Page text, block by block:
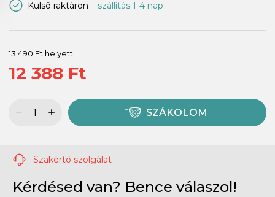
Külső raktáron szállítás 1-4 nap
13 490 Ft helyett
12 388 Ft
SZÁKOLOM
Szakértő szolgálat
Kérdésed van? Bence válaszol!